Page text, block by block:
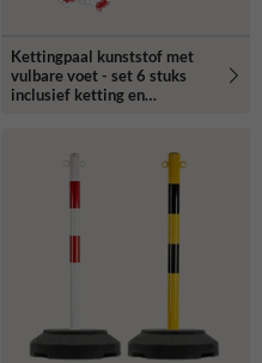
Kettingpaal kunststof met
vulbare voet - set 6 stuks
inclusief ketting en